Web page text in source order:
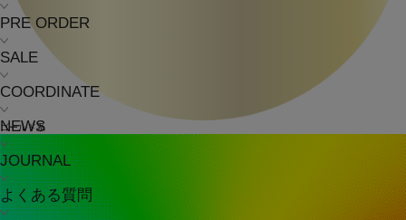
PRE ORDER
SALE
COORDINATE
NEWS
JOURNAL
よくある質問
ゴールド系